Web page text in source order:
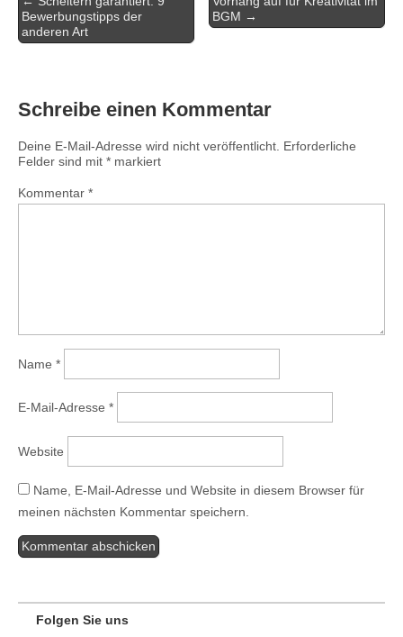
Navigation
Bewerbungstipps der
anderen Art
BGM →
Schreibe einen Kommentar
Deine E-Mail-Adresse wird nicht veröffentlicht. Erforderliche
Felder sind mit * markiert
Kommentar *
Name *
E-Mail-Adresse *
Website
Name, E-Mail-Adresse und Website in diesem Browser für
meinen nächsten Kommentar speichern.
Folgen Sie uns